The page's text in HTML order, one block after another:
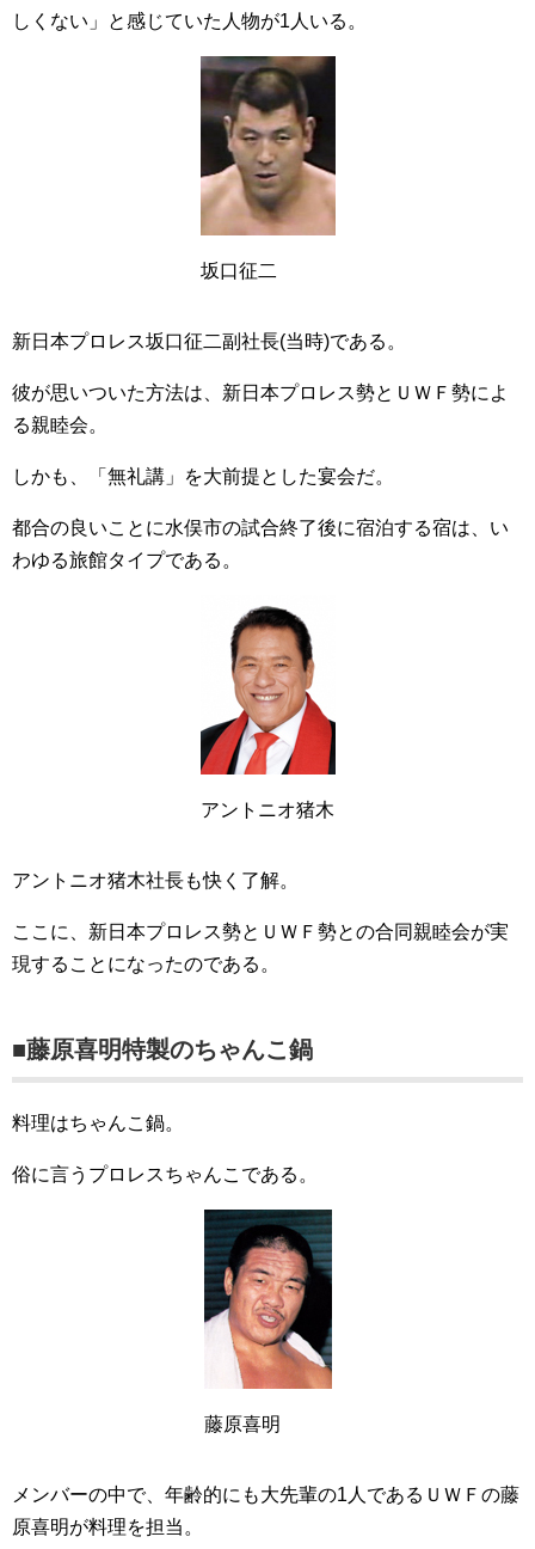
しくない」と感じていた人物が1人いる。
坂口征二
新日本プロレス坂口征二副社長(当時)である。
彼が思いついた方法は、新日本プロレス勢とＵＷＦ勢によ
る親睦会。
しかも、「無礼講」を大前提とした宴会だ。
都合の良いことに水俣市の試合終了後に宿泊する宿は、い
わゆる旅館タイプである。
アントニオ猪木
アントニオ猪木社長も快く了解。
ここに、新日本プロレス勢とＵＷＦ勢との合同親睦会が実
現することになったのである。
■藤原喜明特製のちゃんこ鍋
料理はちゃんこ鍋。
俗に言うプロレスちゃんこである。
藤原喜明
メンバーの中で、年齢的にも大先輩の1人であるＵＷＦの藤
原喜明が料理を担当。